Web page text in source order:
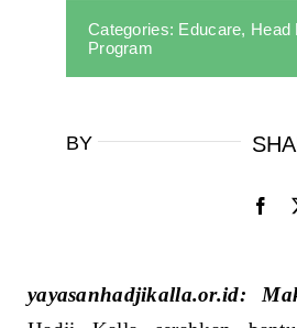
Categories: Educare, Head
Program
BY
yayasanhadjikalla.or.id: